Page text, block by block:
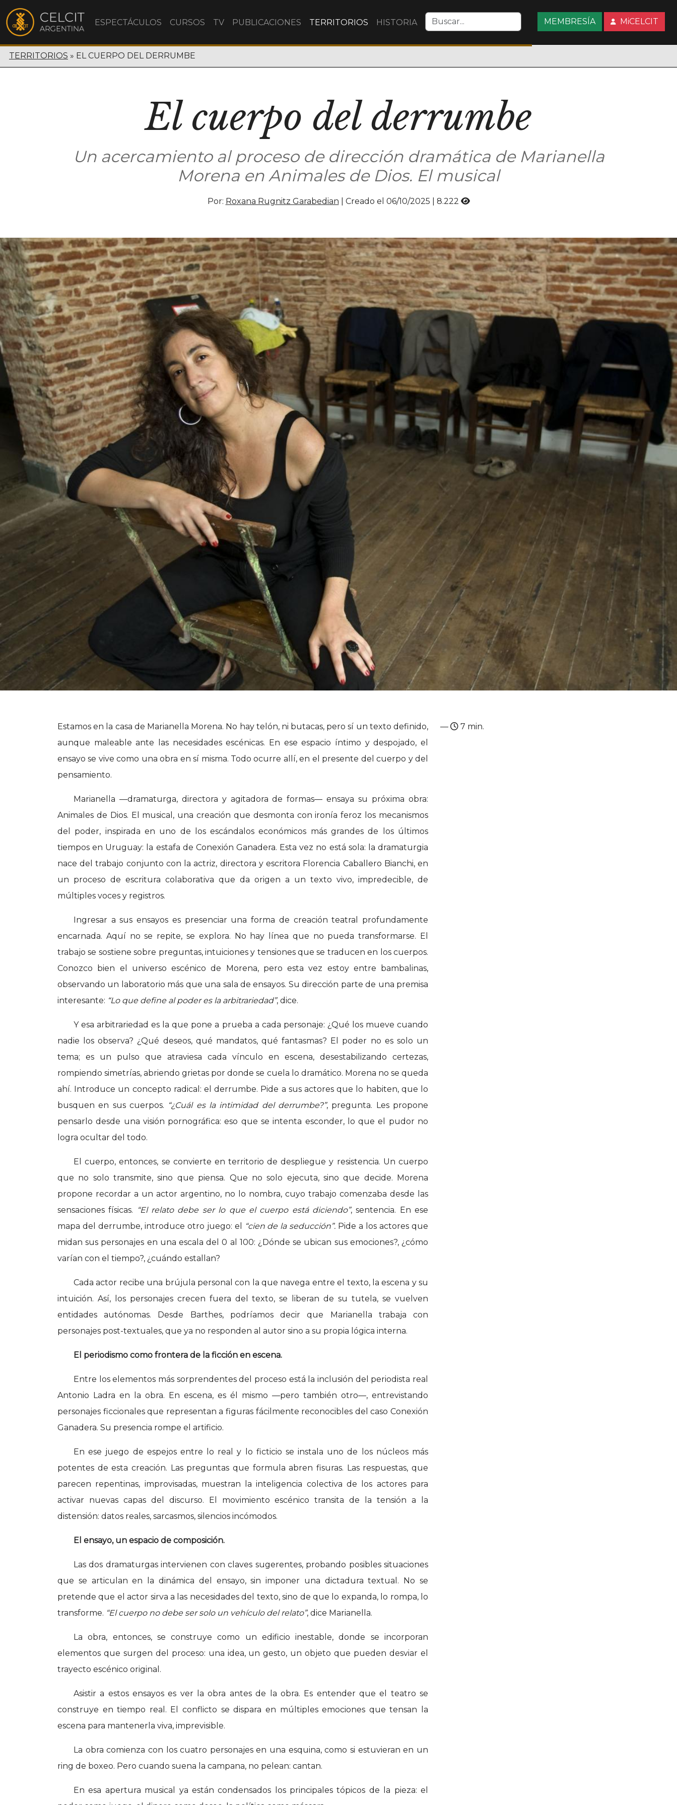
MEMBRESÍA MiCELCIT
ESPECTÁCULOS CURSOS TV PUBLICACIONES TERRITORIOS HISTORIA
TERRITORIOS EL CUERPO DEL DERRUMBE
El cuerpo del derrumbe
Un acercamiento al proceso de dirección dramática de Marianella
Morena en Animales de Dios. El musical
Por: Roxana Rugnitz Garabedian | Creado el 06/10/2025 | 8.222
Estamos en la casa de Marianella Morena. No hay telón, ni butacas, pero sí un texto definido,
aunque maleable ante las necesidades escénicas. En ese espacio íntimo y despojado, el
ensayo se vive como una obra en sí misma. Todo ocurre allí, en el presente del cuerpo y del
pensamiento.
Marianella —dramaturga, directora y agitadora de formas— ensaya su próxima obra:
Animales de Dios. El musical, una creación que desmonta con ironía feroz los mecanismos
del poder, inspirada en uno de los escándalos económicos más grandes de los últimos
tiempos en Uruguay: la estafa de Conexión Ganadera. Esta vez no está sola: la dramaturgia
nace del trabajo conjunto con la actriz, directora y escritora Florencia Caballero Bianchi, en
un proceso de escritura colaborativa que da origen a un texto vivo, impredecible, de
múltiples voces y registros.
Ingresar a sus ensayos es presenciar una forma de creación teatral profundamente
encarnada. Aquí no se repite, se explora. No hay línea que no pueda transformarse. El
trabajo se sostiene sobre preguntas, intuiciones y tensiones que se traducen en los cuerpos.
Conozco bien el universo escénico de Morena, pero esta vez estoy entre bambalinas,
observando un laboratorio más que una sala de ensayos. Su dirección parte de una premisa
interesante: “Lo que define al poder es la arbitrariedad”, dice.
Y esa arbitrariedad es la que pone a prueba a cada personaje: ¿Qué los mueve cuando
nadie los observa? ¿Qué deseos, qué mandatos, qué fantasmas? El poder no es solo un
tema; es un pulso que atraviesa cada vínculo en escena, desestabilizando certezas,
rompiendo simetrías, abriendo grietas por donde se cuela lo dramático. Morena no se queda
ahí. Introduce un concepto radical: el derrumbe. Pide a sus actores que lo habiten, que lo
busquen en sus cuerpos. “¿Cuál es la intimidad del derrumbe?”, pregunta. Les propone
pensarlo desde una visión pornográfica: eso que se intenta esconder, lo que el pudor no
logra ocultar del todo.
El cuerpo, entonces, se convierte en territorio de despliegue y resistencia. Un cuerpo
que no solo transmite, sino que piensa. Que no solo ejecuta, sino que decide. Morena
propone recordar a un actor argentino, no lo nombra, cuyo trabajo comenzaba desde las
sensaciones físicas.
“El relato debe ser lo que el cuerpo está diciendo”, sentencia. En ese
mapa del derrumbe, introduce otro juego: el
“cien de la seducción”. Pide a los actores que
midan sus personajes en una escala del 0 al 100: ¿Dónde se ubican sus emociones?, ¿cómo
varían con el tiempo?, ¿cuándo estallan?
Cada actor recibe una brújula personal con la que navega entre el texto, la escena y su
intuición. Así, los personajes crecen fuera del texto, se liberan de su tutela, se vuelven
entidades autónomas. Desde Barthes, podríamos decir que Marianella trabaja con
personajes post-textuales, que ya no responden al autor sino a su propia lógica interna.
El periodismo como frontera de la ficción en escena.
Entre los elementos más sorprendentes del proceso está la inclusión del periodista real
Antonio Ladra en la obra. En escena, es él mismo —pero también otro—, entrevistando
personajes ficcionales que representan a figuras fácilmente reconocibles del caso Conexión
Ganadera. Su presencia rompe el artificio.
En ese juego de espejos entre lo real y lo ficticio se instala uno de los núcleos más
potentes de esta creación. Las preguntas que formula abren fisuras. Las respuestas, que
parecen repentinas, improvisadas, muestran la inteligencia colectiva de los actores para
activar nuevas capas del discurso. El movimiento escénico transita de la tensión a la
distensión: datos reales, sarcasmos, silencios incómodos.
El ensayo, un espacio de composición.
Las dos dramaturgas intervienen con claves sugerentes, probando posibles situaciones
que se articulan en la dinámica del ensayo, sin imponer una dictadura textual. No se
pretende que el actor sirva a las necesidades del texto, sino de que lo expanda, lo rompa, lo
transforme. “El cuerpo no debe ser solo un vehículo del relato”, dice Marianella.
La obra, entonces, se construye como un edificio inestable, donde se incorporan
elementos que surgen del proceso: una idea, un gesto, un objeto que pueden desviar el
trayecto escénico original.
Asistir a estos ensayos es ver la obra antes de la obra. Es entender que el teatro se
construye en tiempo real. El conflicto se dispara en múltiples emociones que tensan la
escena para mantenerla viva, imprevisible.
La obra comienza con los cuatro personajes en una esquina, como si estuvieran en un
ring de boxeo. Pero cuando suena la campana, no pelean: cantan.
En esa apertura musical ya están condensados los principales tópicos de la pieza: el
— 7 min.